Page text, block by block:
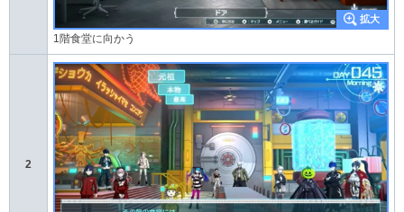
1階食堂に向かう
2